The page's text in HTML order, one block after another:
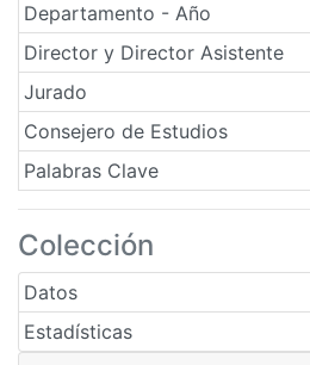
Departamento - Año
Director y Director Asistente
Jurado
Consejero de Estudios
Palabras Clave
Colección
Datos
Estadísticas